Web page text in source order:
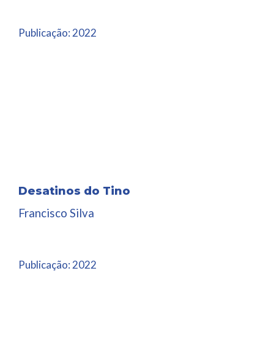
Publicação: 2022
Desatinos do Tino
Francisco Silva
Publicação: 2022